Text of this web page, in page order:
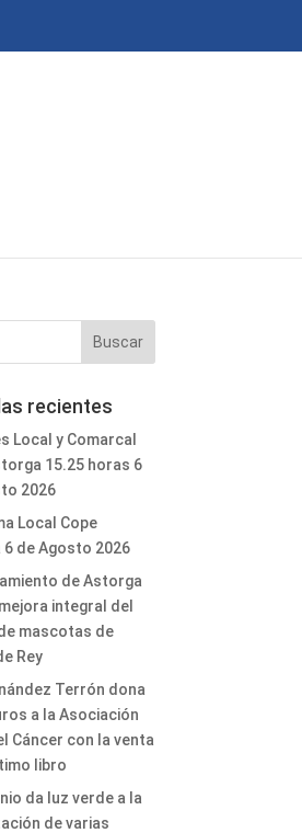
recientes
Local y Comarcal
15.25 horas 6
2026
Local Cope
de Agosto 2026
de Astorga
integral del
mascotas de
Rey
Terrón dona
a la Asociación
Cáncer con la venta
libro
da luz verde a la
de varias